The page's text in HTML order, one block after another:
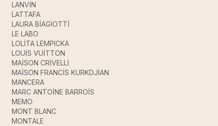
LANVİN
LATTAFA
LAURA BİAGİOTTİ
LE LABO
LOLİTA LEMPICKA
LOUİS VUİTTON
MAİSON CRİVELLİ
MAİSON FRANCİS KURKDJİAN
MANCERA
MARC ANTOİNE BARROİS
MEMO
MONT BLANC
MONTALE